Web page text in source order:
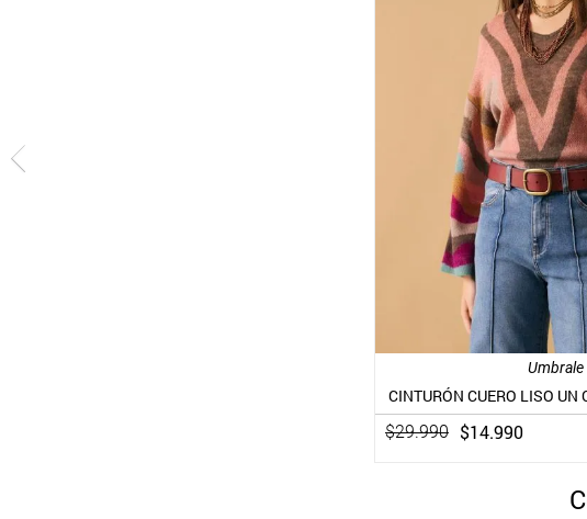
Umbrale
CINTURÓN CUERO LISO UN
$29.990 $14.990